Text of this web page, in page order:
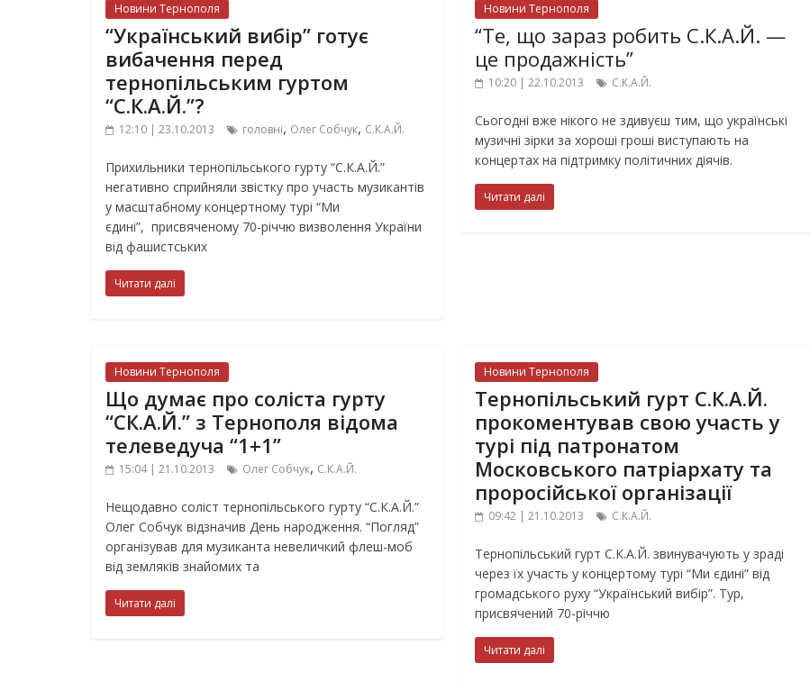
Новини Тернополя
“Український вибір” готує
вибачення перед
тернопільським гуртом
“С.К.А.Й.”?
12:10 | 23.10.2013 головні, Олег Собчук, С.К.А.Й.
Прихильники тернопільського гурту “С.К.А.Й.”
негативно сприйняли звістку про участь музикантів
у масштабному концертному турі “Ми
єдині”, присвяченому 70-річчю визволення України
від фашистських
Читати далі
Новини Тернополя
“Те, що зараз робить С.К.А.Й. —
це продажність”
10:20 | 22.10.2013 С.К.А.Й.
Сьогодні вже нікого не здивуєш тим, що українські
музичні зірки за хороші гроші виступають на
концертах на підтримку політичних діячів.
Читати далі
Новини Тернополя
Що думає про соліста гурту
“СК.А.Й.” з Тернополя відома
телеведуча “1+1”
15:04 | 21.10.2013 Олег Собчук, С.К.А.Й.
Нещодавно соліст тернопільського гурту “С.К.А.Й.”
Олег Собчук відзначив День народження. “Погляд”
організував для музиканта невеличкий флеш-моб
від земляків знайомих та
Читати далі
Новини Тернополя
Тернопільський гурт С.К.А.Й.
прокоментував свою участь у
турі під патронатом
Московського патріархату та
проросійської організації
09:42 | 21.10.2013 С.К.А.Й.
Тернопільський гурт С.К.А.Й. звинувачують у зраді
через їх участь у концертому турі “Ми єдині” від
громадського руху “Український вибір”. Тур,
присвячений 70-річчю
Читати далі